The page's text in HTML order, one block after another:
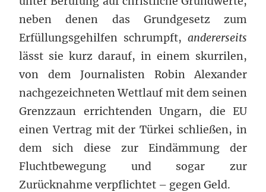
neben denen das Grundgesetz zum
Erfüllungsgehilfen schrumpft, andererseits
lässt sie kurz darauf, in einem skurrilen,
von dem Journalisten Robin Alexander
nachgezeichneten Wettlauf mit dem seinen
Grenzzaun errichtenden Ungarn, die EU
einen Vertrag mit der Türkei schließen, in
dem sich diese zur Eindämmung der
Fluchtbewegung und sogar zur
Zurücknahme verpflichtet – gegen Geld.